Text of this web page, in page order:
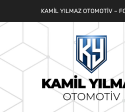
KAMIL YILMAZ OTOMOTIV –